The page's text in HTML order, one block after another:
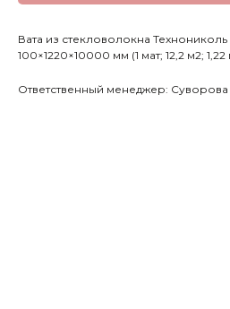
Вата из стекловолокна Технониколь
100×1220×10000 мм (1 мат; 12,2 м2;
Ответственный менеджер: